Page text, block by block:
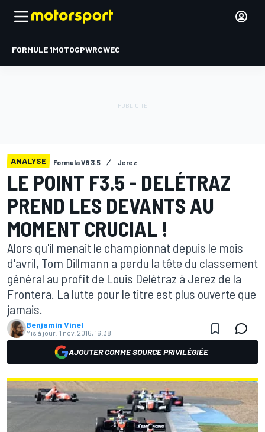
FORMULE 1MOTOGPWRCWEC
ANALYSE Formula V8 3.5 Jerez
LE POINT F3.5 - DELÉTRAZ
PREND LES DEVANTS AU
MOMENT CRUCIAL !
Alors qu'il menait le championnat depuis le mois
d'avril, Tom Dillmann a perdu la tête du classement
général au profit de Louis Delétraz à Jerez de la
Frontera. La lutte pour le titre est plus ouverte que
jamais.
Benjamin Vinel
Mis à jour: 1 nov. 2016, 16:38
AJOUTER COMME SOURCE PRIVILÉGIÉE